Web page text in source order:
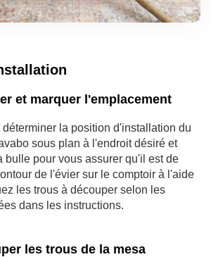
et marquer l'emplacement
déterminer la position d'installation du
sous plan à l'endroit désiré et
bulle pour vous assurer qu'il est de
de l'évier sur le comptoir à l'aide
les trous à découper selon les
dans les instructions.
les trous de la mesa